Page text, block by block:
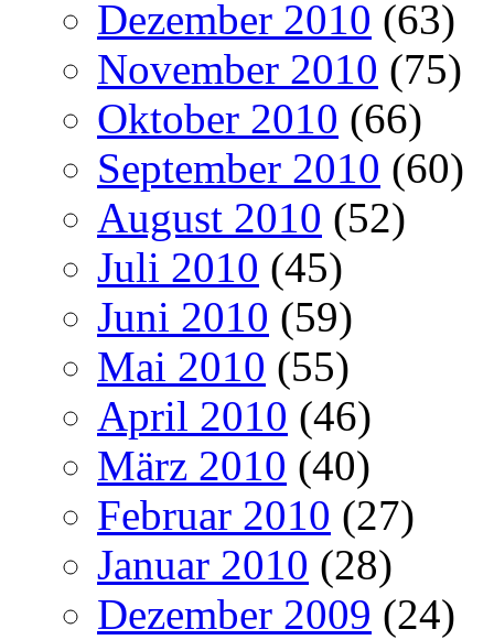
Dezember 2010 (63)
November 2010 (75)
Oktober 2010 (66)
September 2010 (60)
August 2010 (52)
Juli 2010 (45)
Juni 2010 (59)
Mai 2010 (55)
April 2010 (46)
März 2010 (40)
Februar 2010 (27)
Januar 2010 (28)
Dezember 2009 (24)